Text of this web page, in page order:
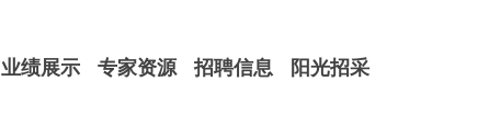
业绩展示 专家资源 招聘信息 阳光招采